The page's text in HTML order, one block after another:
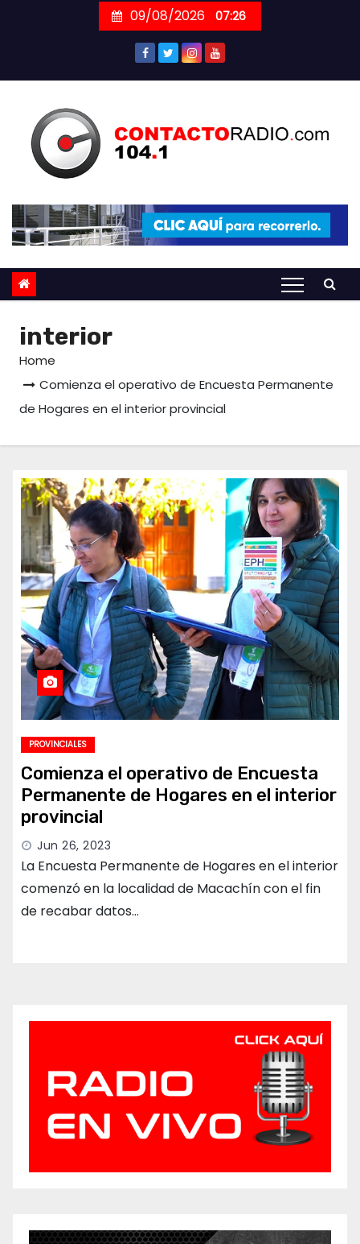
09/08/2026 07:26
interior
Home
Comienza el operativo de Encuesta Permanente
de Hogares en el interior provincial
PROVINCIALES
Comienza el operativo de Encuesta
Permanente de Hogares en el interior
provincial
Jun 26, 2023
La Encuesta Permanente de Hogares en el interior
comenzó en la localidad de Macachín con el fin
de recabar datos…